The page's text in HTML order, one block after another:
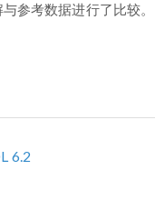
参考数据进行了比较。
6.2